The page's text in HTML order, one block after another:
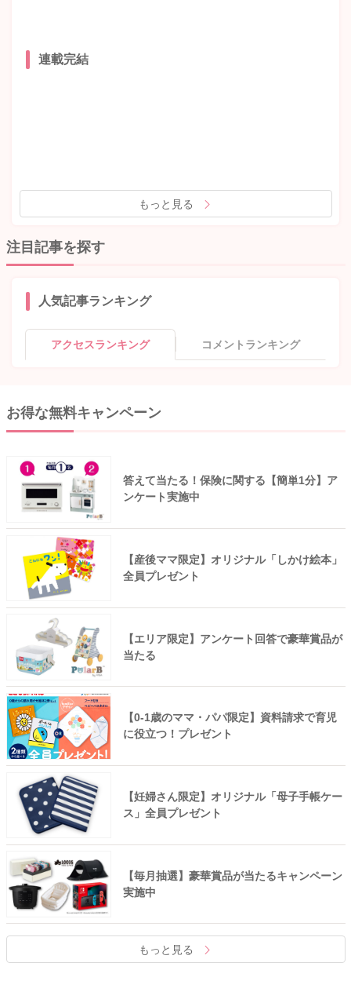
連載完結
もっと見る
注目記事を探す
人気記事ランキング
アクセスランキング コメントランキング
お得な無料キャンペーン
答えて当たる！保険に関する【簡単1分】ア
ンケート実施中
【産後ママ限定】オリジナル「しかけ絵本」
全員プレゼント
【エリア限定】アンケート回答で豪華賞品が
当たる
【0-1歳のママ・パパ限定】資料請求で育児
に役立つ！プレゼント
【妊婦さん限定】オリジナル「母子手帳ケー
ス」全員プレゼント
【毎月抽選】豪華賞品が当たるキャンペーン
実施中
もっと見る